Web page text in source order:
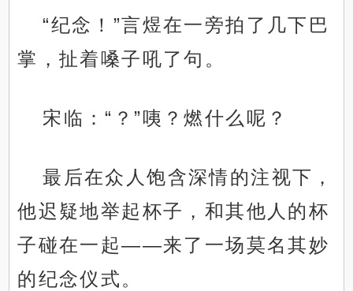
“纪念！”言煜在一旁拍了几下巴
掌，扯着嗓子吼了句。
宋临：“？”咦？燃什么呢？
最后在众人饱含深情的注视下，
他迟疑地举起杯子，和其他人的杯
子碰在一起——来了一场莫名其妙
的纪念仪式。